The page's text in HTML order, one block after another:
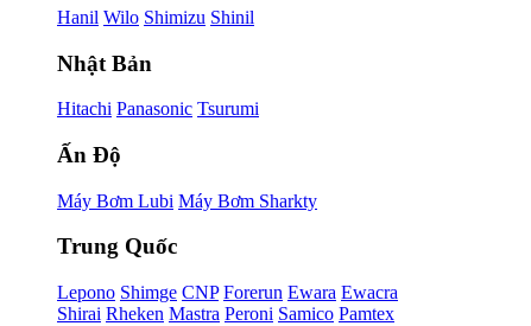
Hanil Wilo Shimizu Shinil
Nhật Bản
Hitachi Panasonic Tsurumi
Ấn Độ
Máy Bơm Lubi Máy Bơm Sharkty
Trung Quốc
Lepono Shimge CNP Forerun Ewara Ewacra
Shirai Rheken Mastra Peroni Samico Pamtex